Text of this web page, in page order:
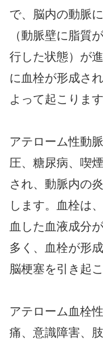
で、脳内の動脈
（動脈壁に脂質
行した状態）が
に血栓が形成さ
よって起こります
アテローム性動
圧、糖尿病、喫
され、動脈内の
します。血栓は
血した血液成分
多く、血栓が形
脳梗塞を引き起
アテローム血栓
痛、意識障害、